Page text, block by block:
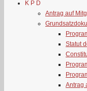
K P D
Antrag auf
Statut
Antrag